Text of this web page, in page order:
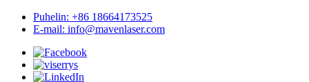
Puhelin: +86 18664173525
E-mail: info@mavenlaser.com